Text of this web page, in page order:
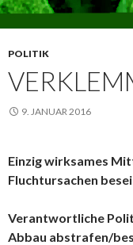
POLITIK
9. JANUAR 2016
Einzig wirksames
Fluchtursachen
Verantwortliche
Abbau abstrafen/